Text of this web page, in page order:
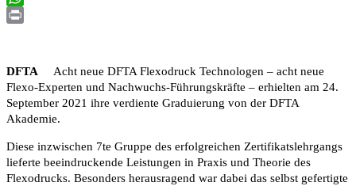
WhatsApp
DFTA Acht neue DFTA Flexodruck Technologen – acht neue
Flexo-Experten und Nachwuchs-Führungskräfte – erhielten am 24.
September 2021 ihre verdiente Graduierung von der DFTA
Akademie.
Diese inzwischen 7te Gruppe des erfolgreichen Zertifikatslehrgangs
lieferte beeindruckende Leistungen in Praxis und Theorie des
Flexodrucks. Besonders herausragend war dabei das selbst gefertigte